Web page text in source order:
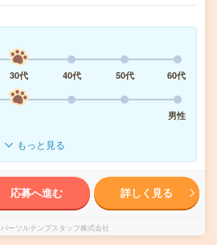
30代 40代 50代
60代
男性
もっと見る
応募へ進む 詳しく見る
パーソルテンプスタッフ株式会社